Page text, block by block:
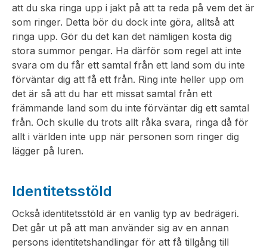
att du ska ringa upp i jakt på att ta reda på vem det är
som ringer. Detta bör du dock inte göra, alltså att
ringa upp. Gör du det kan det nämligen kosta dig
stora summor pengar. Ha därför som regel att inte
svara om du får ett samtal från ett land som du inte
förväntar dig att få ett från. Ring inte heller upp om
det är så att du har ett missat samtal från ett
främmande land som du inte förväntar dig ett samtal
från. Och skulle du trots allt råka svara, ringa då för
allt i världen inte upp när personen som ringer dig
lägger på luren.
Identitetsstöld
Också identitetsstöld är en vanlig typ av bedrägeri.
Det går ut på att man använder sig av en annan
persons identitetshandlingar för att få tillgång till